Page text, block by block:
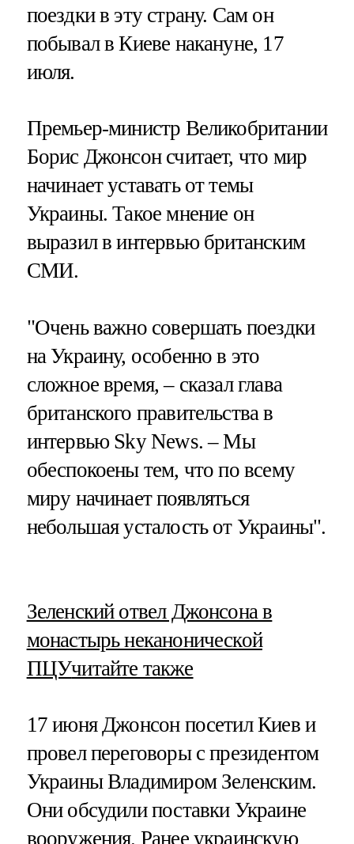
поездки в эту страну. Сам он
побывал в Киеве накануне, 17
июля.
Премьер-министр Великобритании
Борис Джонсон считает, что мир
начинает уставать от темы
Украины. Такое мнение он
выразил в интервью британским
СМИ.
"Очень важно совершать поездки
на Украину, особенно в это
сложное время,​​​ – сказал глава
британского правительства в
интервью Sky News. – Мы
обеспокоены тем, что по всему
миру начинает появляться
небольшая усталость от Украины".
​Зеленский отвел Джонсона в
монастырь неканонической
ПЦУчитайте также
17 июня Джонсон посетил Киев и
провел переговоры с президентом
Украины Владимиром Зеленским.
Они обсудили поставки Украине
вооружения. Ранее украинскую